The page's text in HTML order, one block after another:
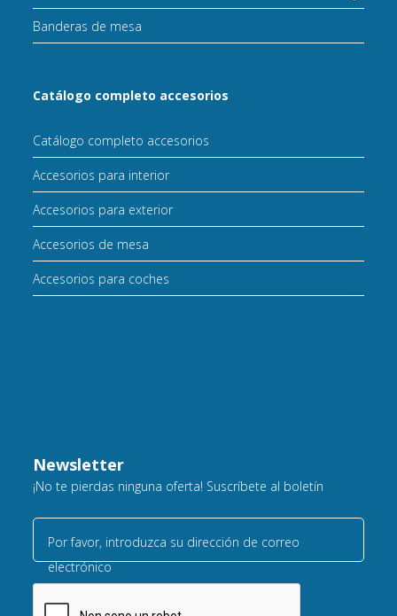
Banderas de mesa
Catálogo completo accesorios
Catálogo completo accesorios
Accesorios para interior
Accesorios para exterior
Accesorios de mesa
Accesorios para coches
Newsletter
¡No te pierdas ninguna oferta! Suscríbete al boletín
Por favor, introduzca su dirección de correo
electrónico